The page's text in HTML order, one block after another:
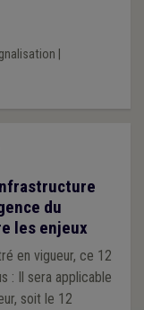
du
les enjeux
en vigueur, ce 12
: Il sera applicable
soit le 12